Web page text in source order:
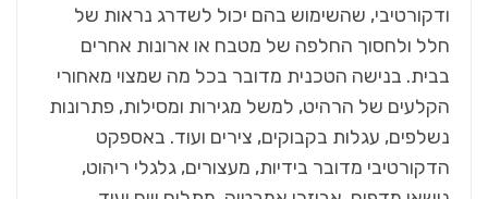
ודקורטיבי, שהשימוש בהם יכול לשדרג נראות של
חלל ולחסוך החלפה של מטבח או ארונות אחרים
בבית. בנישה הטכנית מדובר בכל מה שמצוי מאחורי
הקלעים של הרהיט, למשל מגירות ומסילות, פתרונות
נשלפים, עגלות בקבוקים, צירים ועוד. באספקט
הדקורטיבי מדובר בידיות, מעצורים, גלגלי ריהוט,